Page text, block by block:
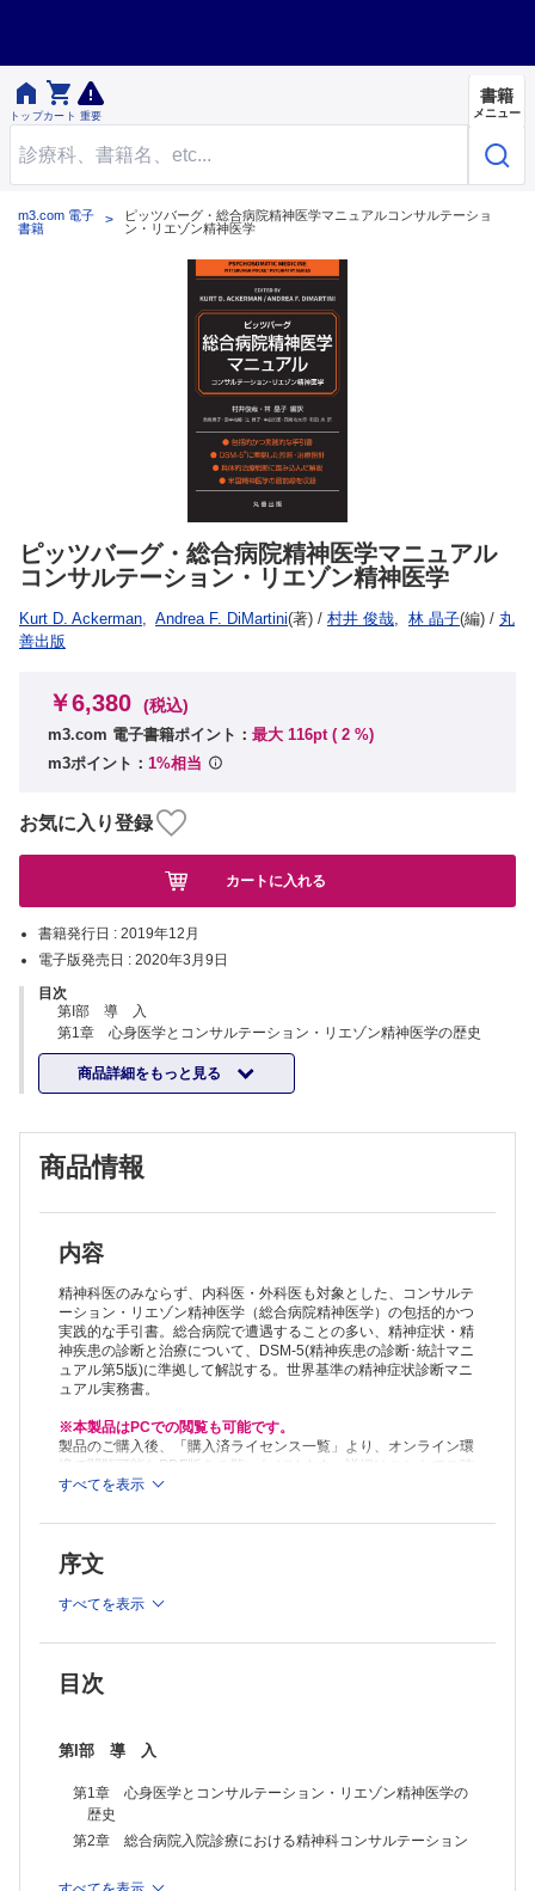

トップ

カート 重要
書籍
メニュー
m3.com 電子
書籍
ピッツバーグ・総合病院精神医学マニュアルコンサルテーショ
ン・リエゾン精神医学
ピッツバーグ・総合病院精神医学マニュアル
コンサルテーション・リエゾン精神医学
Kurt D. Ackerman, Andrea F. DiMartini(著) / 村井 俊哉, 林 晶子(編) / 丸
善出版
書籍発行日 : 2019年12月
電子版発売日 : 2020年3月9日
目次
第I部 導 入
第1章 心身医学とコンサルテーション・リエゾン精神医学の歴史
第2章 総合病院入院診療における精神科コンサルテーション
第II部 一般医療現場における精神医学的診断とマネージメント
第3章 一般医療現場での気分障害と不眠症
第6章 一般医療現場における精神科薬物療法
第7章 総合病院における興奮への対応
第9章 意思決定能力の評価
第III部 神経疾患およびその他の医学疾患に伴う精神症状
第10章 せん妄
第11章 一般医療現場における神経認知障害
第12章 神経疾患に伴う精神症状
第13章 臓器不全，全身疾患に伴う精神症状
第IV部 医薬品使用と物質使用の緊急合併症
第14章 カタトニア（緊張病），悪性症候群，セロトニン症候群
第15章 トキシドローム（中毒症候群）：毒物学と精神疾患患者
第16章 一般医療現場における物質中毒および物質離脱
第V部 総合病院精神医学における重要トピックス
第17章 周産期精神医学
第19章 臓器移植精神医学
第20章 痛みの精神医学的評価とマネージメント
第21章 緩和ケアにおける精神医学
商品詳細をもっと見る
￥6,380 (税込)
m3.com 電子書籍ポイント： 最大 116pt ( 2 %)
m3ポイント： 1%相当
お気に入り登録
カートに入れる
商品情報
内容
精神科医のみならず、内科医・外科医も対象とした、コンサルテ
ーション・リエゾン精神医学（総合病院精神医学）の包括的かつ
実践的な手引書。総合病院で遭遇することの多い、精神症状・精
神疾患の診断と治療について、DSM-5(精神疾患の診断･統計マニ
ュアル第5版)に準拠して解説する。世界基準の精神症状診断マニ
ュアル実務書。
※本製品はPCでの閲覧も可能です。
製品のご購入後、「購入済ライセンス一覧」より、オンライン環
境で閲覧可能なPDF版をご覧いただけます。詳細は
こちら
認ください。
最新版
すべてを表示
序文
すべてを表示
目次
第I部 導 入
第1章 心身医学とコンサルテーション・リエゾン精神医学の
歴史
第2章 総合病院入院診療における精神科コンサルテーション